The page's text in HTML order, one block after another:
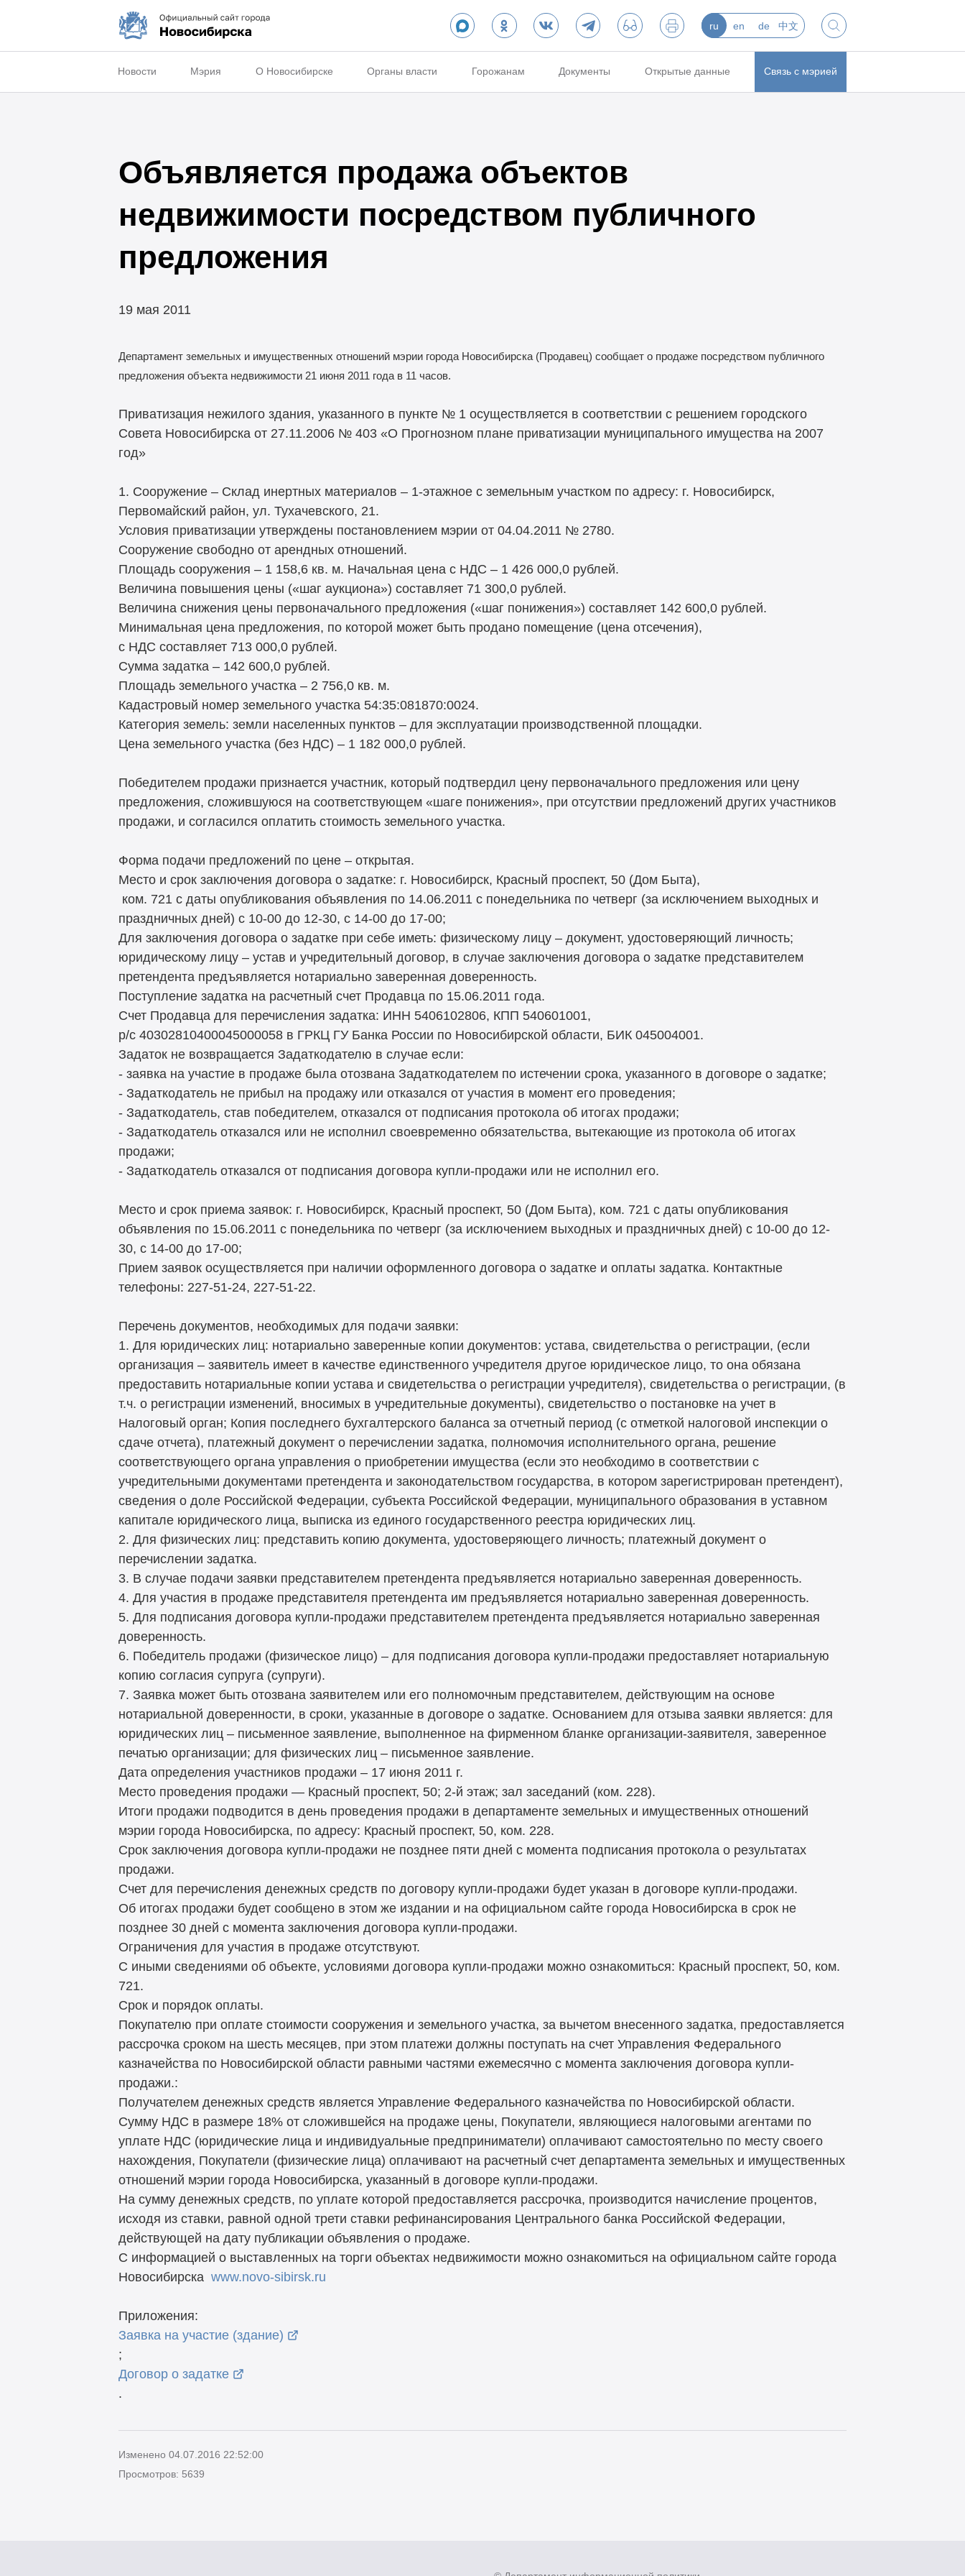
ru en de 中文
Новости Мэрия О Новосибирске Органы власти Горожанам Документы Открытые данные Связь с мэрией
Объявляется продажа объектов
недвижимости посредством публичного
предложения
19 мая 2011
Департамент земельных и имущественных отношений мэрии города Новосибирска (Продавец) сообщает о продаже посредством публичного
предложения объекта недвижимости 21 июня 2011 года в 11 часов.
Приватизация нежилого здания, указанного в пункте № 1 осуществляется в соответствии с решением городского
Совета Новосибирска от 27.11.2006 № 403 «О Прогнозном плане приватизации муниципального имущества на 2007
год»
1. Сооружение – Склад инертных материалов – 1-этажное с земельным участком по адресу: г. Новосибирск,
Первомайский район, ул. Тухачевского, 21.
Условия приватизации утверждены постановлением мэрии от 04.04.2011 № 2780.
Сооружение свободно от арендных отношений.
Площадь сооружения – 1 158,6 кв. м. Начальная цена с НДС – 1 426 000,0 рублей.
Величина повышения цены («шаг аукциона») составляет 71 300,0 рублей.
Величина снижения цены первоначального предложения («шаг понижения») составляет 142 600,0 рублей.
Минимальная цена предложения, по которой может быть продано помещение (цена отсечения),
с НДС составляет 713 000,0 рублей.
Сумма задатка – 142 600,0 рублей.
Площадь земельного участка – 2 756,0 кв. м.
Кадастровый номер земельного участка 54:35:081870:0024.
Категория земель: земли населенных пунктов – для эксплуатации производственной площадки.
Цена земельного участка (без НДС) – 1 182 000,0 рублей.
Победителем продажи признается участник, который подтвердил цену первоначального предложения или цену
предложения, сложившуюся на соответствующем «шаге понижения», при отсутствии предложений других участников
продажи, и согласился оплатить стоимость земельного участка.
Форма подачи предложений по цене – открытая.
Место и срок заключения договора о задатке: г. Новосибирск, Красный проспект, 50 (Дом Быта),
ком. 721 с даты опубликования объявления по 14.06.2011 с понедельника по четверг (за исключением выходных и
праздничных дней) с 10-00 до 12-30, с 14-00 до 17-00;
Для заключения договора о задатке при себе иметь: физическому лицу – документ, удостоверяющий личность;
юридическому лицу – устав и учредительный договор, в случае заключения договора о задатке представителем
претендента предъявляется нотариально заверенная доверенность.
Поступление задатка на расчетный счет Продавца по 15.06.2011 года.
Счет Продавца для перечисления задатка: ИНН 5406102806, КПП 540601001,
р/с 40302810400045000058 в ГРКЦ ГУ Банка России по Новосибирской области, БИК 045004001.
Задаток не возвращается Задаткодателю в случае если:
- заявка на участие в продаже была отозвана Задаткодателем по истечении срока, указанного в договоре о задатке;
- Задаткодатель не прибыл на продажу или отказался от участия в момент его проведения;
- Задаткодатель, став победителем, отказался от подписания протокола об итогах продажи;
- Задаткодатель отказался или не исполнил своевременно обязательства, вытекающие из протокола об итогах
продажи;
- Задаткодатель отказался от подписания договора купли-продажи или не исполнил его.
Место и срок приема заявок: г. Новосибирск, Красный проспект, 50 (Дом Быта), ком. 721 с даты опубликования
объявления по 15.06.2011 с понедельника по четверг (за исключением выходных и праздничных дней) с 10-00 до 12-
30, с 14-00 до 17-00;
Прием заявок осуществляется при наличии оформленного договора о задатке и оплаты задатка. Контактные
телефоны: 227-51-24, 227-51-22.
Перечень документов, необходимых для подачи заявки:
1. Для юридических лиц: нотариально заверенные копии документов: устава, свидетельства о регистрации, (если
организация – заявитель имеет в качестве единственного учредителя другое юридическое лицо, то она обязана
предоставить нотариальные копии устава и свидетельства о регистрации учредителя), свидетельства о регистрации, (в
т.ч. о регистрации изменений, вносимых в учредительные документы), свидетельство о постановке на учет в
Налоговый орган; Копия последнего бухгалтерского баланса за отчетный период (с отметкой налоговой инспекции о
сдаче отчета), платежный документ о перечислении задатка, полномочия исполнительного органа, решение
соответствующего органа управления о приобретении имущества (если это необходимо в соответствии с
учредительными документами претендента и законодательством государства, в котором зарегистрирован претендент),
сведения о доле Российской Федерации, субъекта Российской Федерации, муниципального образования в уставном
капитале юридического лица, выписка из единого государственного реестра юридических лиц.
2. Для физических лиц: представить копию документа, удостоверяющего личность; платежный документ о
перечислении задатка.
3. В случае подачи заявки представителем претендента предъявляется нотариально заверенная доверенность.
4. Для участия в продаже представителя претендента им предъявляется нотариально заверенная доверенность.
5. Для подписания договора купли-продажи представителем претендента предъявляется нотариально заверенная
доверенность.
6. Победитель продажи (физическое лицо) – для подписания договора купли-продажи предоставляет нотариальную
копию согласия супруга (супруги).
7. Заявка может быть отозвана заявителем или его полномочным представителем, действующим на основе
нотариальной доверенности, в сроки, указанные в договоре о задатке. Основанием для отзыва заявки является: для
юридических лиц – письменное заявление, выполненное на фирменном бланке организации-заявителя, заверенное
печатью организации; для физических лиц – письменное заявление.
Дата определения участников продажи – 17 июня 2011 г.
Место проведения продажи — Красный проспект, 50; 2-й этаж; зал заседаний (ком. 228).
Итоги продажи подводится в день проведения продажи в департаменте земельных и имущественных отношений
мэрии города Новосибирска, по адресу: Красный проспект, 50, ком. 228.
Срок заключения договора купли-продажи не позднее пяти дней с момента подписания протокола о результатах
продажи.
Счет для перечисления денежных средств по договору купли-продажи будет указан в договоре купли-продажи.
Об итогах продажи будет сообщено в этом же издании и на официальном сайте города Новосибирска в срок не
позднее 30 дней с момента заключения договора купли-продажи.
Ограничения для участия в продаже отсутствуют.
С иными сведениями об объекте, условиями договора купли-продажи можно ознакомиться: Красный проспект, 50, ком.
721.
Срок и порядок оплаты.
Покупателю при оплате стоимости сооружения и земельного участка, за вычетом внесенного задатка, предоставляется
рассрочка сроком на шесть месяцев, при этом платежи должны поступать на счет Управления Федерального
казначейства по Новосибирской области равными частями ежемесячно с момента заключения договора купли-
продажи.:
Получателем денежных средств является Управление Федерального казначейства по Новосибирской области.
Сумму НДС в размере 18% от сложившейся на продаже цены, Покупатели, являющиеся налоговыми агентами по
уплате НДС (юридические лица и индивидуальные предприниматели) оплачивают самостоятельно по месту своего
нахождения, Покупатели (физические лица) оплачивают на расчетный счет департамента земельных и имущественных
отношений мэрии города Новосибирска, указанный в договоре купли-продажи.
На сумму денежных средств, по уплате которой предоставляется рассрочка, производится начисление процентов,
исходя из ставки, равной одной трети ставки рефинансирования Центрального банка Российской Федерации,
действующей на дату публикации объявления о продаже.
С информацией о выставленных на торги объектах недвижимости можно ознакомиться на официальном сайте города
Новосибирска www.novo-sibirsk.ru
Приложения:
Заявка на участие (здание)
;
Договор о задатке
.
Изменено 04.07.2016 22:52:00
Просмотров: 5639